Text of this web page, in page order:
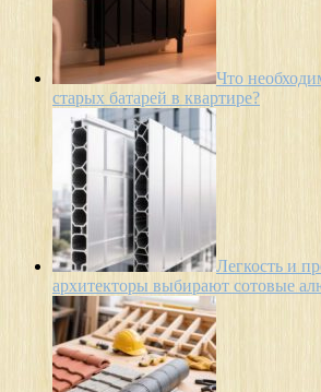
Что
старых батарей в квартире?
Легкость и
архитекторы выбирают сотовые